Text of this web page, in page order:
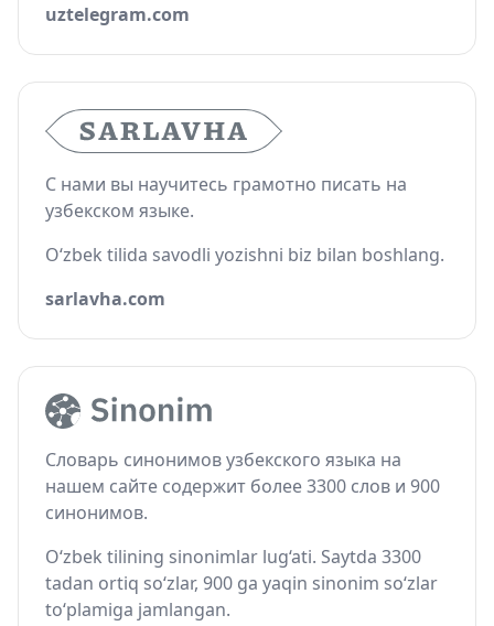
uztelegram.com
С нами вы научитесь грамотно писать на
узбекском языке.
O‘zbek tilida savodli yozishni biz bilan boshlang.
sarlavha.com
Словарь синонимов узбекского языка на
нашем сайте содержит более 3300 слов и 900
синонимов.
O‘zbek tilining sinonimlar lug‘ati. Saytda 3300
tadan ortiq so‘zlar, 900 ga yaqin sinonim so‘zlar
to‘plamiga jamlangan.